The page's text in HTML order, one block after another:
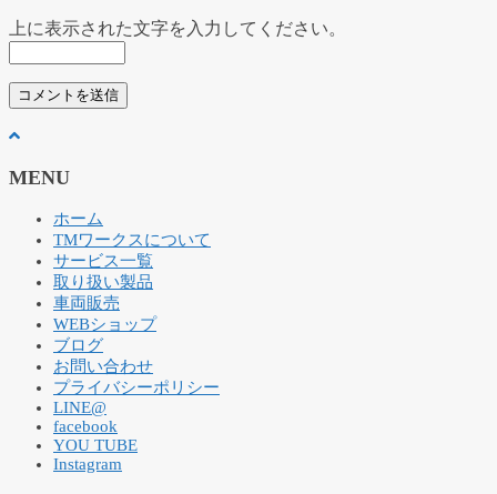
上に表示された文字を入力してください。
MENU
ホーム
TMワークスについて
サービス一覧
取り扱い製品
車両販売
WEBショップ
ブログ
お問い合わせ
プライバシーポリシー
LINE@
facebook
YOU TUBE
Instagram